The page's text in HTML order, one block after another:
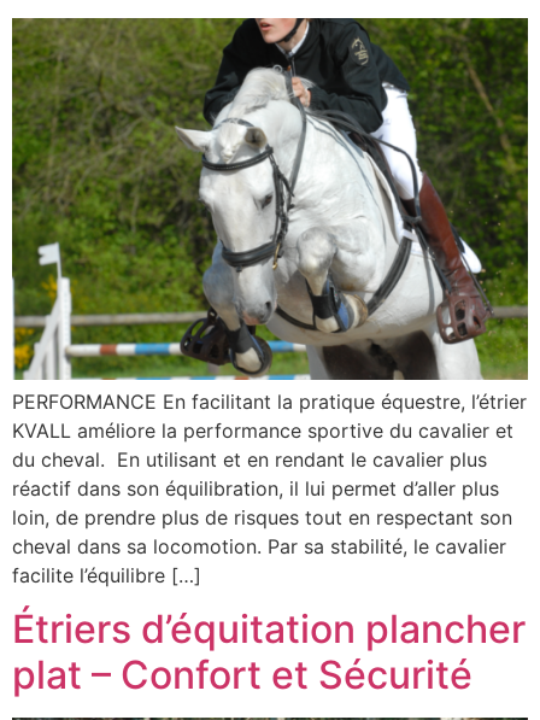
PERFORMANCE En facilitant la pratique équestre, l’étrier
KVALL améliore la performance sportive du cavalier et
du cheval. En utilisant et en rendant le cavalier plus
réactif dans son équilibration, il lui permet d’aller plus
loin, de prendre plus de risques tout en respectant son
cheval dans sa locomotion. Par sa stabilité, le cavalier
facilite l’équilibre […]
Étriers d’équitation plancher
plat – Confort et Sécurité